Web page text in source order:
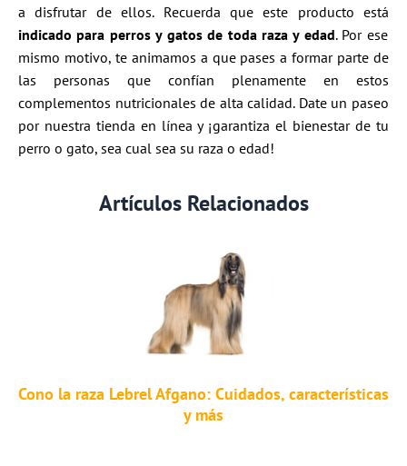
a disfrutar de ellos. Recuerda que este producto está
indicado para perros y gatos de toda raza y edad. Por ese
mismo motivo, te animamos a que pases a formar parte de
las personas que confían plenamente en estos
complementos nutricionales de alta calidad. Date un paseo
por nuestra tienda en línea y ¡garantiza el bienestar de tu
perro o gato, sea cual sea su raza o edad!
Artículos Relacionados
Cono la raza Lebrel Afgano: Cuidados, características
y más